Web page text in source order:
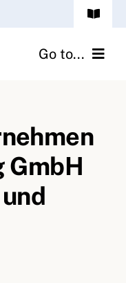
Toggle
Go to...
GmbH